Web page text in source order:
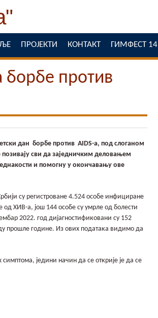
ПРОЈЕКТИ КОНТАКТ ГИМФЕСТ 14
борбе против
дан борбе против AIDS-a, под слоганом
сви да заједничким деловањем
и помогну у окончавању ове
су регистроване 4.524 особе инфициране
ХИВ-а, још 144 особе су умрле од болести
2022. год дијагностификовани су 152
прошле године. Из ових података видимо да
једини начин да се открије је да се